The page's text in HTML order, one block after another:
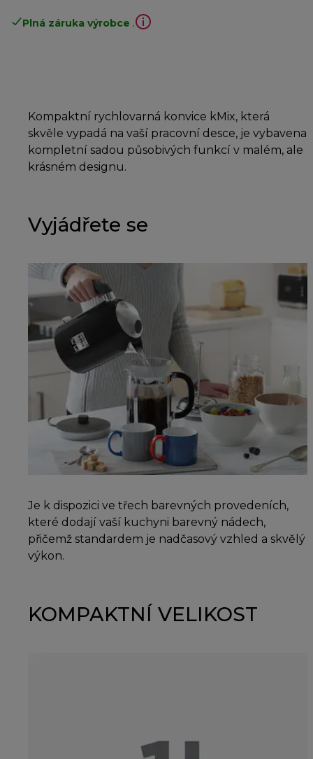
Plná záruka výrobce .
Kompaktní rychlovarná konvice kMix, která
skvěle vypadá na vaší pracovní desce, je vybavena
kompletní sadou působivých funkcí v malém, ale
krásném designu.
Vyjádřete se
Je k dispozici ve třech barevných provedeních,
které dodají vaší kuchyni barevný nádech,
přičemž standardem je nadčasový vzhled a skvělý
výkon.
KOMPAKTNÍ VELIKOST